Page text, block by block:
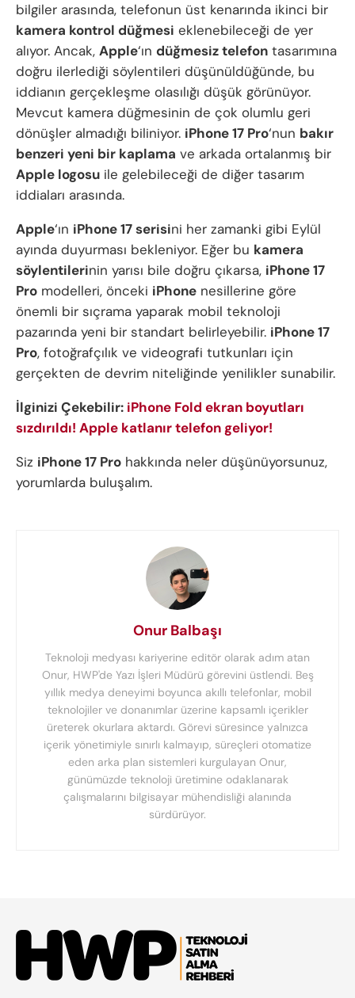
bilgiler arasında, telefonun üst kenarında ikinci bir
kamera kontrol düğmesi eklenebileceği de yer
alıyor. Ancak, Apple‘ın düğmesiz telefon tasarımına
doğru ilerlediği söylentileri düşünüldüğünde, bu
iddianın gerçekleşme olasılığı düşük görünüyor.
Mevcut kamera düğmesinin de çok olumlu geri
dönüşler almadığı biliniyor. iPhone 17 Pro‘nun bakır
benzeri yeni bir kaplama ve arkada ortalanmış bir
Apple logosu ile gelebileceği de diğer tasarım
iddiaları arasında.
Apple‘ın iPhone 17 serisini her zamanki gibi Eylül
ayında duyurması bekleniyor. Eğer bu kamera
söylentilerinin yarısı bile doğru çıkarsa, iPhone 17
Pro modelleri, önceki iPhone nesillerine göre
önemli bir sıçrama yaparak mobil teknoloji
pazarında yeni bir standart belirleyebilir. iPhone 17
Pro, fotoğrafçılık ve videografi tutkunları için
gerçekten de devrim niteliğinde yenilikler sunabilir.
İlginizi Çekebilir: iPhone Fold ekran boyutları
sızdırıldı! Apple katlanır telefon geliyor!
Siz iPhone 17 Pro hakkında neler düşünüyorsunuz,
yorumlarda buluşalım.
Onur Balbaşı
Teknoloji medyası kariyerine editör olarak adım atan
Onur, HWP'de Yazı İşleri Müdürü görevini üstlendi. Beş
yıllık medya deneyimi boyunca akıllı telefonlar, mobil
teknolojiler ve donanımlar üzerine kapsamlı içerikler
üreterek okurlara aktardı. Görevi süresince yalnızca
içerik yönetimiyle sınırlı kalmayıp, süreçleri otomatize
eden arka plan sistemleri kurgulayan Onur,
günümüzde teknoloji üretimine odaklanarak
çalışmalarını bilgisayar mühendisliği alanında
sürdürüyor.